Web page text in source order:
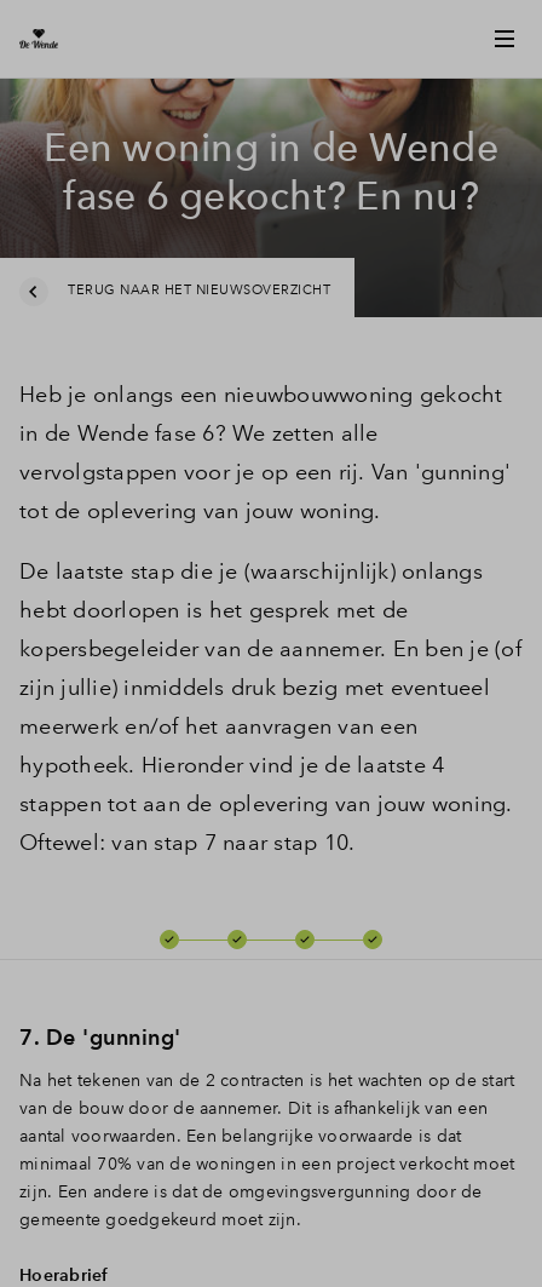
Inloggen
Een woning in de Wende
fase 6 gekocht? En nu?
TERUG NAAR HET NIEUWSOVERZICHT
Heb je onlangs een nieuwbouwwoning gekocht
in de Wende fase 6? We zetten alle
vervolgstappen voor je op een rij. Van 'gunning'
tot de oplevering van jouw woning.
De laatste stap die je (waarschijnlijk) onlangs
hebt doorlopen is het gesprek met de
kopersbegeleider van de aannemer. En ben je (of
zijn jullie) inmiddels druk bezig met eventueel
meerwerk en/of het aanvragen van een
hypotheek. Hieronder vind je de laatste 4
stappen tot aan de oplevering van jouw woning.
Oftewel: van stap 7 naar stap 10.
7. De 'gunning'
Na het tekenen van de 2 contracten is het wachten op de start
van de bouw door de aannemer. Dit is afhankelijk van een
aantal voorwaarden. Een belangrijke voorwaarde is dat
minimaal 70% van de woningen in een project verkocht moet
zijn. Een andere is dat de omgevingsvergunning door de
gemeente goedgekeurd moet zijn.
Hoerabrief